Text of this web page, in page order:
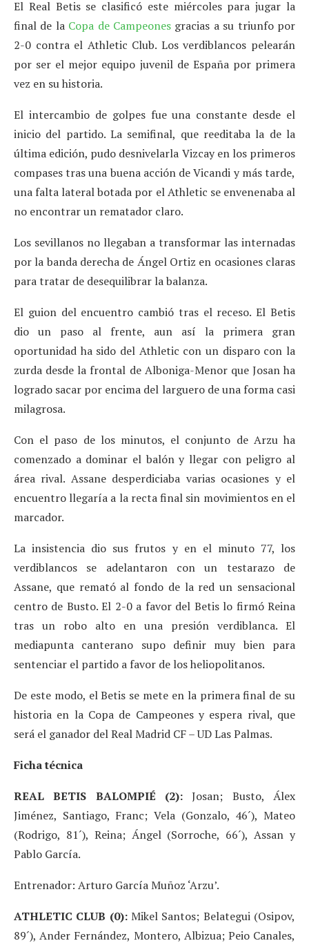
El Real Betis se clasificó este miércoles para jugar la
final de la Copa de Campeones gracias a su triunfo por
2-0 contra el Athletic Club. Los verdiblancos pelearán
por ser el mejor equipo juvenil de España por primera
vez en su historia.
El intercambio de golpes fue una constante desde el
inicio del partido. La semifinal, que reeditaba la de la
última edición, pudo desnivelarla Vizcay en los primeros
compases tras una buena acción de Vicandi y más tarde,
una falta lateral botada por el Athletic se envenenaba al
no encontrar un rematador claro.
Los sevillanos no llegaban a transformar las internadas
por la banda derecha de Ángel Ortiz en ocasiones claras
para tratar de desequilibrar la balanza.
El guion del encuentro cambió tras el receso. El Betis
dio un paso al frente, aun así la primera gran
oportunidad ha sido del Athletic con un disparo con la
zurda desde la frontal de Alboniga-Menor que Josan ha
logrado sacar por encima del larguero de una forma casi
milagrosa.
Con el paso de los minutos, el conjunto de Arzu ha
comenzado a dominar el balón y llegar con peligro al
área rival. Assane desperdiciaba varias ocasiones y el
encuentro llegaría a la recta final sin movimientos en el
marcador.
La insistencia dio sus frutos y en el minuto 77, los
verdiblancos se adelantaron con un testarazo de
Assane, que remató al fondo de la red un sensacional
centro de Busto. El 2-0 a favor del Betis lo firmó Reina
tras un robo alto en una presión verdiblanca. El
mediapunta canterano supo definir muy bien para
sentenciar el partido a favor de los heliopolitanos.
De este modo, el Betis se mete en la primera final de su
historia en la Copa de Campeones y espera rival, que
será el ganador del Real Madrid CF – UD Las Palmas.
Ficha técnica
REAL BETIS BALOMPIÉ (2): Josan; Busto, Álex
Jiménez, Santiago, Franc; Vela (Gonzalo, 46´), Mateo
(Rodrigo, 81´), Reina; Ángel (Sorroche, 66´), Assan y
Pablo García.
Entrenador: Arturo García Muñoz ‘Arzu’.
ATHLETIC CLUB (0):Mikel Santos; Belategui (Osipov,
89´), Ander Fernández, Montero, Albizua; Peio Canales,